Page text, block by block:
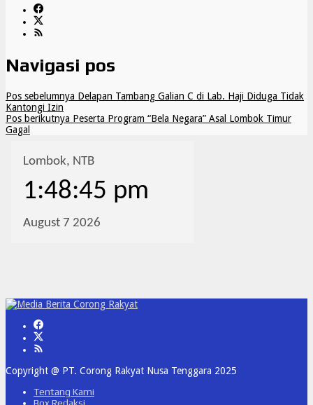
Navigasi pos
Pos sebelumnya Delapan Tambang Galian C di Lab. Haji Diduga Tidak
Kantongi Izin
Pos berikutnya Peserta Program “Bela Negara” Asal Lombok Timur
Gagal
Copyright @ PT. Corong Rakyat Nusa Tenggara 2025
Tentang Kami